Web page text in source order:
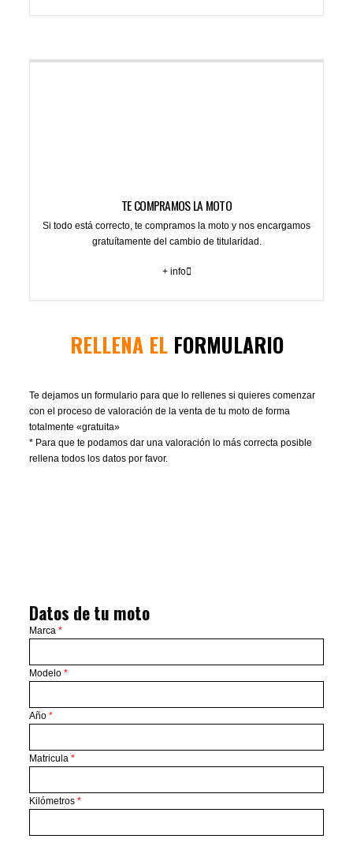
TE COMPRAMOS LA MOTO
Si todo está correcto, te compramos la moto y nos encargamos
gratuítamente del cambio de titularidad.
+ info
RELLENA ELFORMULARIO
Te dejamos un formulario para que lo rellenes si quieres comenzar
con el proceso de valoración de la venta de tu moto de forma
totalmente «gratuita»
* Para que te podamos dar una valoración lo más correcta posible
rellena todos los datos por favor.
Datos de tu moto
Marca*
Modelo*
Año*
Matricula*
Kilómetros*